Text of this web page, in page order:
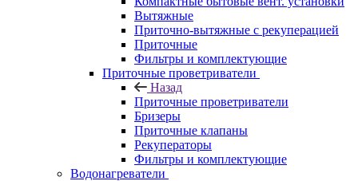
Вытяжные
Приточно-вытяжные с рекуперацией
Приточные
Фильтры и комплектующие
Приточные проветриватели
Назад
Приточные проветриватели
Бризеры
Приточные клапаны
Рекуператоры
Фильтры и комплектующие
Водонагреватели